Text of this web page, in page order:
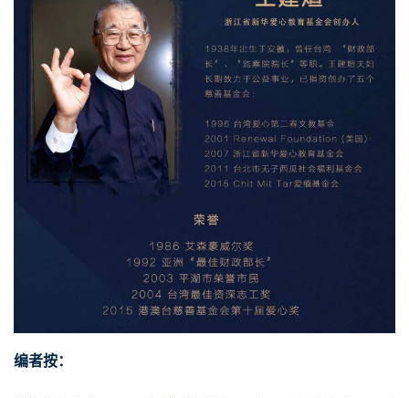
编者按：